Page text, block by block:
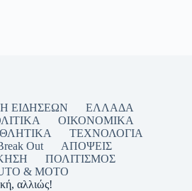
ΕΙΔΗΣΕΩΝ
ΕΛΛΑΔΑ
ΟΙΚΟΝΟΜΙΚΑ
ΤΕΧΝΟΛΟΓΙΑ
Out
ΑΠΟΨΕΙΣ
ΠΟΛΙΤΙΣΜΟΣ
& MOTO
αλλιώς!